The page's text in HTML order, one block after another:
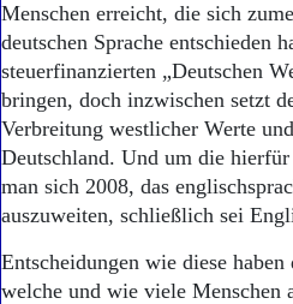
Menschen erreicht, die sich
deutschen Sprache entschieden
steuerfinanzierten „Deutschen
bringen, doch inzwischen setzt
Verbreitung westlicher Werte
Deutschland. Und um die
man sich 2008, das
auszuweiten, schließlich sei
Entscheidungen wie diese
welche und wie viele Menschen